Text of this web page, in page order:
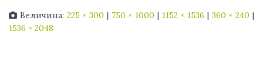
Величина: 225 × 300 | 750 × 1000 | 1152 × 1536 | 360 × 240 |
1536 × 2048